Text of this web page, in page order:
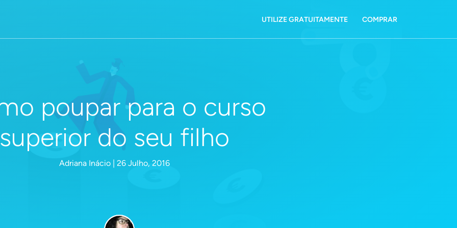
UTILIZE GRATUITAMENTE COMPRAR
poupar para o curso
do seu filho
Adriana Inácio | 26 Julho, 2016